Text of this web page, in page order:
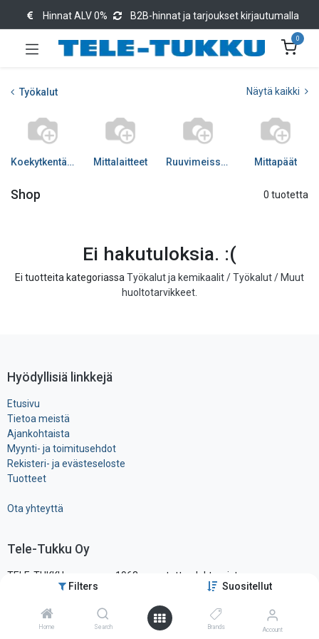
Filters Suositellut
Home Search Brands Account
Hinnat ALV 0% B2B-hinnat ja tarjoukset kirjautumalla
0
Työkalut Näytä kaikki
Koekytkentälevyt Mittalaitteet Ruuvimeisselit Mittapäät
Shop 0 tuotetta
Ei hakutuloksia. :(
Ei tuotteita kategoriassa Työkalut ja kemikaalit / Työkalut / Muut
huoltotarvikkeet
Hyödyllisiä linkkejä
Etusivu
Tietoa meistä
Ajankohtaista
Myynti- ja toimitusehdot
Rekisteri- ja ​evästeseloste
Tuotteet
Ota yhteyttä
Tele-Tukku Oy
TELE-TUKKU on vuonna 1963 perustettu elektronisten
komponenttien ja tarvikkeiden maahantuonti- ja tukkuliike, ollen yksi
alansa vanhimmista ja tunnetuimmista yrityksistä Suomessa.
Sijaitsemme pääkaupunkiseudun läheisyydessä hyvien
liikenneyhteysien varrella, vain noin vartin päässä lentokentältä.